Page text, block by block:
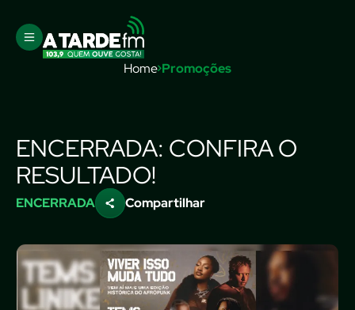
Home Promoções
ENCERRADA: CONFIRA O
RESULTADO!
ENCERRADA Compartilhar